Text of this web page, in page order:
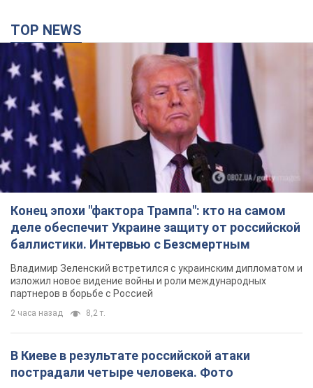
TOP NEWS
Конец эпохи "фактора Трампа": кто на самом
деле обеспечит Украине защиту от российской
баллистики. Интервью с Безсмертным
Владимир Зеленский встретился с украинским дипломатом и
изложил новое видение войны и роли международных
партнеров в борьбе с Россией
2 часа назад 8,2 т.
В Киеве в результате российской атаки
пострадали четыре человека. Фото